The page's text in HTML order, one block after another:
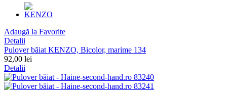
Adaugă la Favorite
Detalii
Pulover băiat KENZO, Bicolor, marime 134
92,00 lei
Detalii